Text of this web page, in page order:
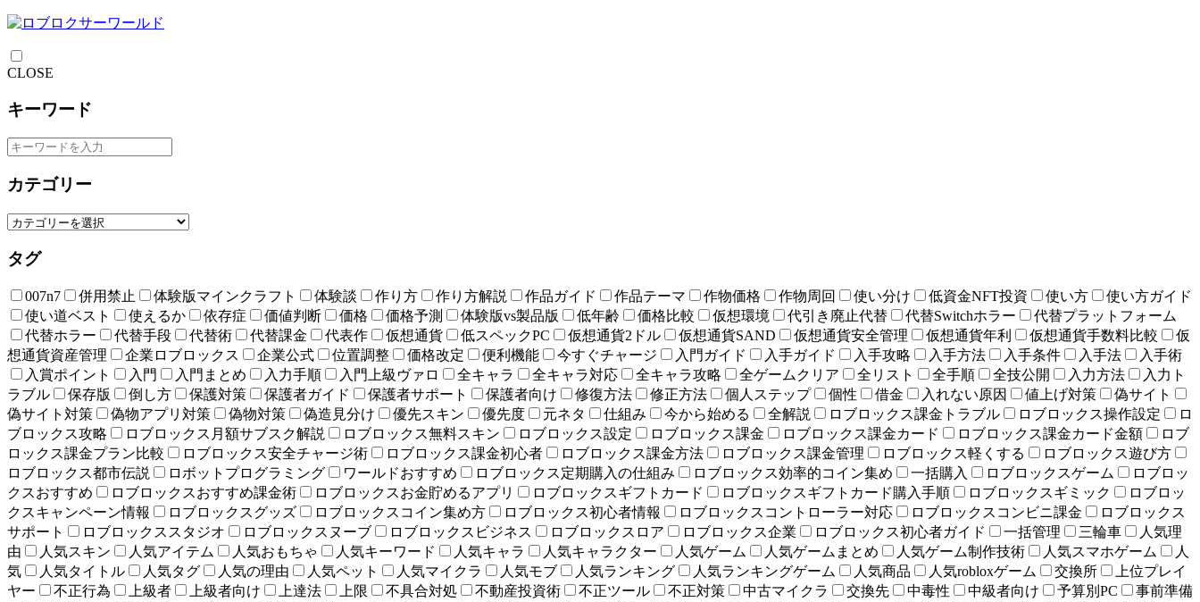
CLOSE
キーワード
カテゴリー
タグ
007n7 併用禁止 体験版マインクラフト 体験談 作り方 作り方解説 作品ガイド 作品テーマ 作物価格 作物周回 使い分け 低資金NFT投資 使い方
使い方ガイド
使い道ベスト
使えるか 依存症 価値判断 価格 価格予測 体験版vs製品版 低年齢 価格比較 仮想環境 代引き廃止代替 代替Switchホラー
代替プラットフォーム
代替ホラー
代替手段 代替術 代替課金 代表作 仮想通貨 低スペックPC 仮想通貨2ドル 仮想通貨SAND 仮想通貨安全管理 仮想通貨年利 仮想通貨手数料比較
仮
想通貨資産管理
企業ロブロックス 企業公式 位置調整 価格改定 便利機能 今すぐチャージ 入門ガイド 入手ガイド 入手攻略 入手方法 入手条件 入手法
入手術
入賞ポイント
入門 入門まとめ 入力手順 入門上級ヴァロ 全キャラ 全キャラ対応 全キャラ攻略 全ゲームクリア 全リスト 全手順 全技公開 入力方法
入力ト
ラブル
保存版 倒し方 保護対策 保護者ガイド 保護者サポート 保護者向け 修復方法 修正方法 個人ステップ 個性 借金 入れない原因 値上げ対策
偽サイト
偽サイト対策
偽物アプリ対策 偽物対策 偽造見分け 優先スキン 優先度 元ネタ 仕組み 今から始める 全解説 ロブロックス課金トラブル ロブロックス操作設定
ロ
ブロックス攻略
ロブロックス月額サブスク解説 ロブロックス無料スキン ロブロックス設定 ロブロックス課金 ロブロックス課金カード ロブロックス課金カード金額
ロブ
ロックス課金プラン比較
ロブロックス安全チャージ術 ロブロックス課金初心者 ロブロックス課金方法 ロブロックス課金管理 ロブロックス軽くする
ロブロックス遊び方
ロブロックス都市伝説
ロボットプログラミング ワールドおすすめ ロブロックス定期購入の仕組み ロブロックス効率的コイン集め 一括購入 ロブロックスゲーム
ロブロッ
クスおすすめ
ロブロックスおすすめ課金術 ロブロックスお金貯めるアプリ ロブロックスギフトカード ロブロックスギフトカード購入手順 ロブロックスギミック
ロブロッ
クスキャンペーン情報
ロブロックスグッズ ロブロックスコイン集め方 ロブロックス初心者情報 ロブロックスコントローラー対応 ロブロックスコンビニ課金
ロブロックス
サポート
ロブロックススタジオ ロブロックスヌーブ ロブロックスビジネス ロブロックスロア ロブロックス企業 ロブロックス初心者ガイド 一括管理 三輪車
人気理
由
人気スキン 人気アイテム 人気おもちゃ 人気キーワード 人気キャラ 人気キャラクター 人気ゲーム 人気ゲームまとめ 人気ゲーム制作技術 人気スマホゲーム
人
気
人気タイトル 人気タグ 人気の理由 人気ペット 人気マイクラ 人気モブ 人気ランキング 人気ランキングゲーム 人気商品 人気robloxゲーム 交換所
上位プレイ
ヤー
不正行為 上級者 上級者向け 上達法 上限 不具合対処 不動産投資術 不正ツール 不正対策 中古マイクラ 交換先 中毒性 中級者向け 予算別PC
事前準備